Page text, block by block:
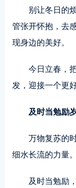
别让冬日的
管张开怀抱，去
现身边的美好。
今日立春，
发，迎接一个更
及时当勉励
万物复苏的
细水长流的力量。
及时当勉励